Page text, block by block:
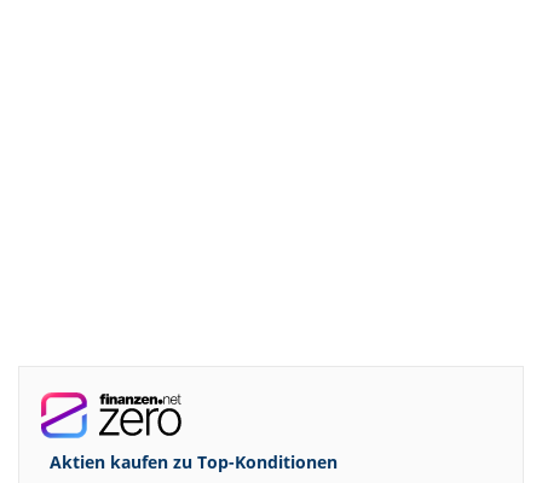
Aktien kaufen zu Top-Konditionen